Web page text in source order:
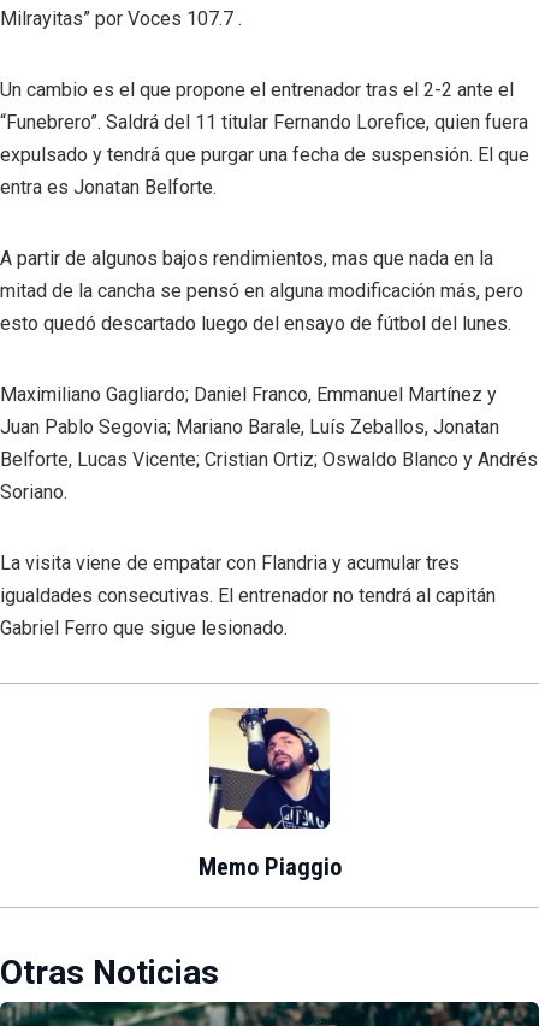
Milrayitas” por Voces 107.7 .
Un cambio es el que propone el entrenador tras el 2-2 ante el
“Funebrero”. Saldrá del 11 titular Fernando Lorefice, quien fuera
expulsado y tendrá que purgar una fecha de suspensión. El que
entra es Jonatan Belforte.
A partir de algunos bajos rendimientos, mas que nada en la
mitad de la cancha se pensó en alguna modificación más, pero
esto quedó descartado luego del ensayo de fútbol del lunes.
Maximiliano Gagliardo; Daniel Franco, Emmanuel Martínez y
Juan Pablo Segovia; Mariano Barale, Luís Zeballos, Jonatan
Belforte, Lucas Vicente; Cristian Ortiz; Oswaldo Blanco y Andrés
Soriano.
La visita viene de empatar con Flandria y acumular tres
igualdades consecutivas. El entrenador no tendrá al capitán
Gabriel Ferro que sigue lesionado.
Memo Piaggio
Otras Noticias